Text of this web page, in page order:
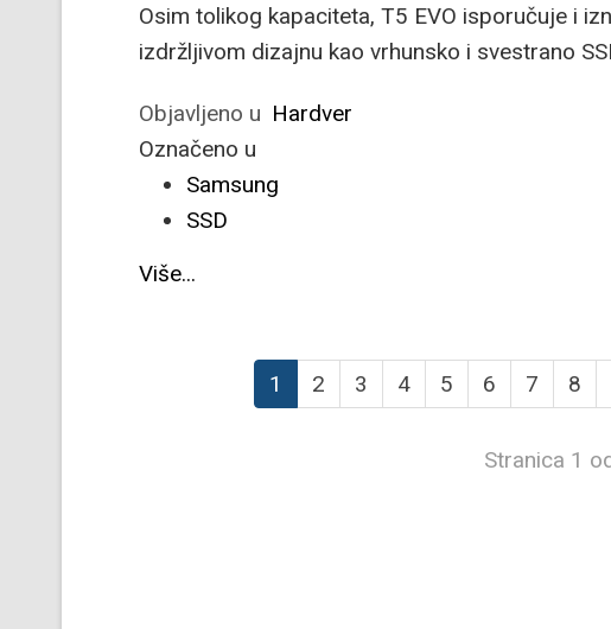
Osim tolikog kapaciteta, T5 EVO isporučuje i
izdržljivom dizajnu kao vrhunsko i svestrano
Objavljeno u Hardver
Označeno u
Samsung
SSD
Više...
1 2 3 4 5 6 7 8
Stranica 1